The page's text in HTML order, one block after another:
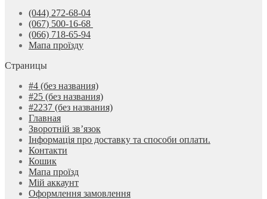
(044) 272-68-04
(067) 500-16-68
(066) 718-65-94
Мапа проїзду
Страницы
#4 (без названия)
#25 (без названия)
#2237 (без названия)
Главная
Зворотній зв’язок
Інформація про доставку та способи оплати.
Контакти
Кошик
Мапа проїзд
Мій аккаунт
Оформлення замовлення